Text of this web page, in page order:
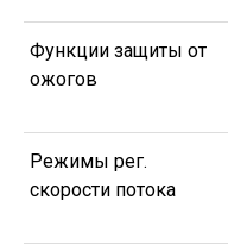
Функции защиты от
ожогов
Режимы рег.
скорости потока